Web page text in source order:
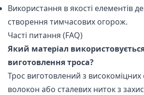
Використання в якості елементів
створення тимчасових огорож.
Часті питання (FAQ)
Який матеріал
виготовлення троса?
Трос виготовлений з
волокон або сталевих ниток з